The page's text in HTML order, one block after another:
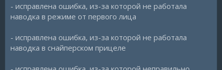
- исправлена ошибка, из-за которой не работала
наводка в режиме от первого лица
- исправлена ошибка, из-за которой не работала
наводка в снайперском прицеле